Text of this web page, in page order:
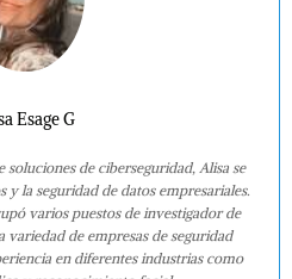
Esage G
de ciberseguridad, Alisa se
y la seguridad de datos empresariales.
varios puestos de investigador de
de empresas de seguridad
en diferentes industrias como